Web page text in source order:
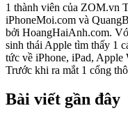
1 thành viên của ZOM.vn
iPhoneMoi.com và
bởi HoangHaiAnh.com.
sinh thái Apple tìm thấy 1
tức về iPhone, iPad,
Trước khi ra mắt 1 cổng
Bài viết gần đây